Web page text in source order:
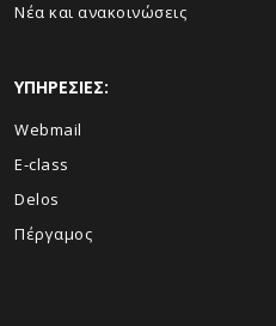
Νέα και ανακοινώσεις
ΥΠΗΡΕΣΙΕΣ:
Webmail
E-class
Delos
Πέργαμος